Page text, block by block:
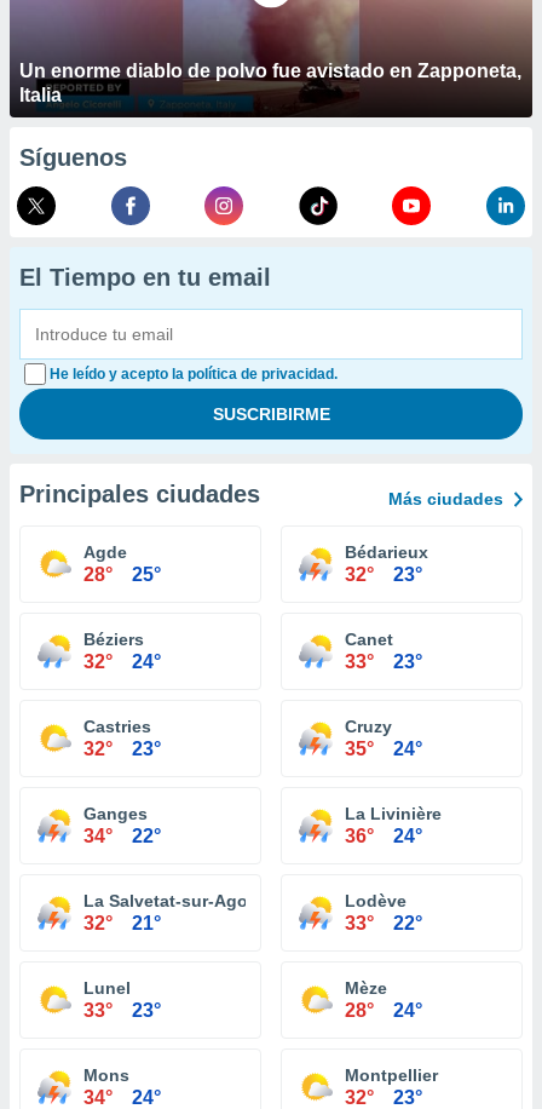
Un enorme diablo de polvo fue avistado en Zapponeta,
Italia
Síguenos
El Tiempo en tu email
He leído y acepto la política de privacidad.
Principales ciudades Más ciudades
Agde
28° 25°
Bédarieux
32° 23°
Béziers
32° 24°
Canet
33° 23°
Castries
32° 23°
Cruzy
35° 24°
Ganges
34° 22°
La Livinière
36° 24°
La Salvetat-sur-Agout
32° 21°
Lodève
33° 22°
Lunel
33° 23°
Mèze
28° 24°
Mons
34° 24°
Montpellier
32° 23°